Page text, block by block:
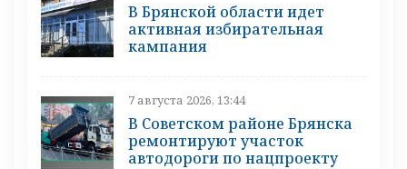
В Брянской области идет
активная избирательная
кампания
7 августа 2026, 13:44
В Советском районе Брянска
ремонтируют участок
автодороги по нацпроекту